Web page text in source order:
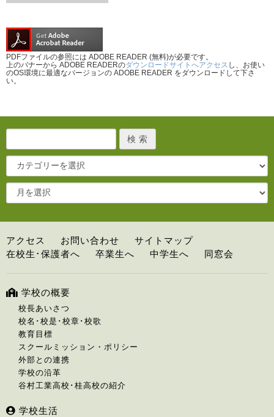
PDFファイルの参照には ADOBE READER (無料)が必要です。
上のバナーから ADOBE READERのダウンロードサイトへアクセス し、お使い
のOS環境に最適なバージョンの ADOBE READER をダウンロードして下さ
い。
アクセス お問い合わせ
サイトマップ
在校生･保護者へ
卒業生へ 中学生へ 同窓会
学校の概要
校長あいさつ
校名･校是･校章･校歌
教育目標
スクールミッション・ポリシー
外部との連携
学校の沿革
谷村工業高校･桂高校の紹介
学校生活